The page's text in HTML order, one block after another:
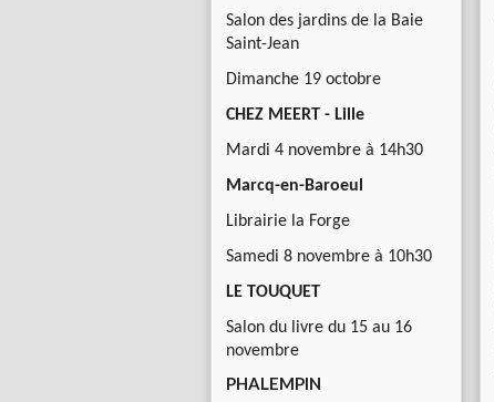
Salon des jardins de la Baie
Saint-Jean
Dimanche 19 octobre
CHEZ MEERT - Lille
Mardi 4 novembre à 14h30
Marcq-en-Baroeul
Librairie la Forge
Samedi 8 novembre à 10h30
LE TOUQUET
Salon du livre du 15 au 16
novembre
PHALEMPIN